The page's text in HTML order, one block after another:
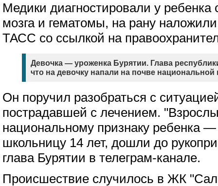
Медики диагностировали у ребенка
мозга и гематомы, на рану
ТАСС со ссылкой на
Девочка — уроженка Бурятии. Глава
что на девочку напали на почве национальной
Он поручил разобраться с
пострадавшей с лечением.
национальному признаку ребенка
школьницу 14 лет, дошли до
глава Бурятии в телеграм-канале.
Происшествие случилось в ЖК